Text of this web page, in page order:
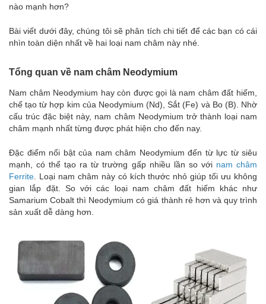
nào mạnh hơn?
Bài viết dưới đây, chúng tôi sẽ phân tích chi tiết để các bạn có cái
nhìn toàn diện nhất về hai loại nam châm này nhé.
Tổng quan về nam châm Neodymium
Nam châm Neodymium hay còn được gọi là nam châm đất hiếm,
chế tạo từ hợp kim của Neodymium (Nd), Sắt (Fe) và Bo (B). Nhờ
cấu trúc đặc biệt này, nam châm Neodymium trở thành loại nam
châm mạnh nhất từng được phát hiện cho đến nay.
Đặc điểm nổi bật của nam châm Neodymium đến từ lực từ siêu
mạnh, có thể tạo ra từ trường gấp nhiều lần so với nam châm
Ferrite . Loại nam châm này có kích thước nhỏ giúp tối ưu không
gian lắp đặt. So với các loại nam châm đất hiếm khác như
Samarium Cobalt thì Neodymium có giá thành rẻ hơn và quy trình
sản xuất dễ dàng hơn.